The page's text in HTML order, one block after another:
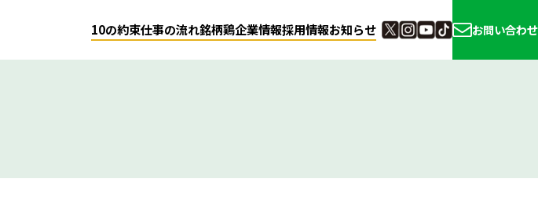
10の約束仕事の流れ銘柄鶏企業情報採用情報お知らせ お問い合わせ